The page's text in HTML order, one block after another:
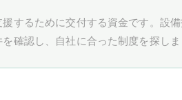
するために交付する資金です。設
確認し、自社に合った制度を探しま